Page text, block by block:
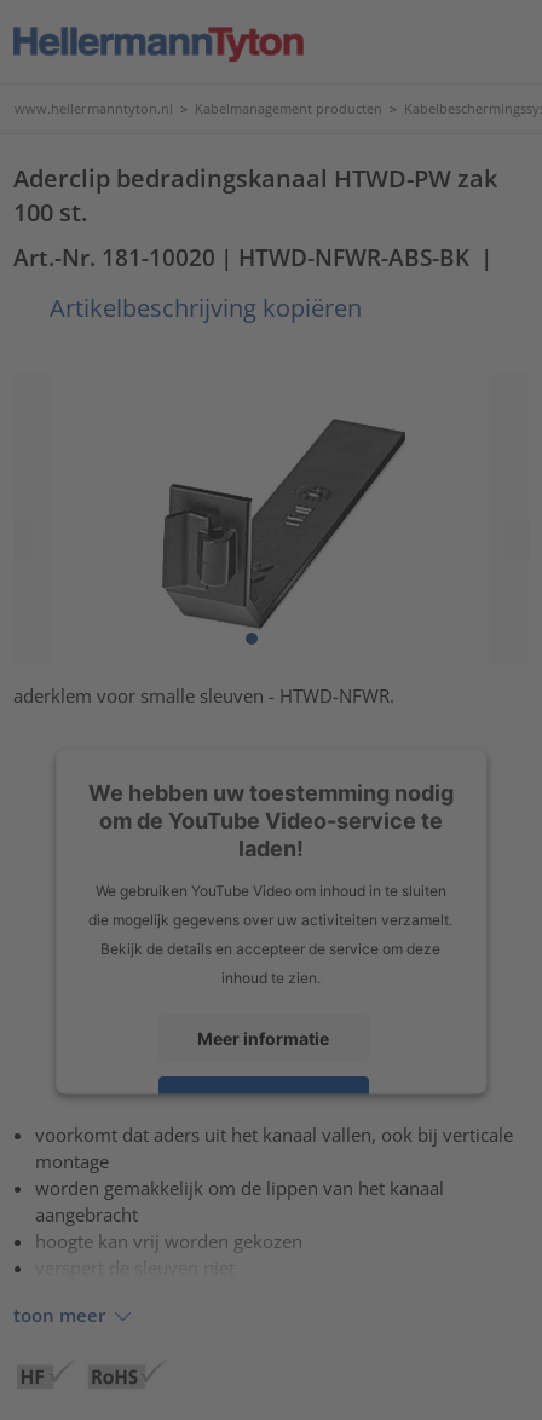
www.hellermanntyton.nl > Kabelmanagement producten >
Aderclip bedradingskanaal HTWD-PW zak
100 st.
Art.-Nr. 181-10020 | HTWD-NFWR-ABS-BK |
Artikelbeschrijving kopiëren
aderklem voor smalle sleuven - HTWD-NFWR.
We hebben uw toestemming nodig
om de YouTube Video-service te
laden!
We gebruiken YouTube Video om inhoud in te sluiten
die mogelijk gegevens over uw activiteiten verzamelt.
Bekijk de details en accepteer de service om deze
inhoud te zien.
Meer informatie
Accepteren
powered byUsercentrics Consent Management Platform
voorkomt dat aders uit het kanaal vallen, ook bij verticale
montage
worden gemakkelijk om de lippen van het kanaal
aangebracht
hoogte kan vrij worden gekozen
toon meer